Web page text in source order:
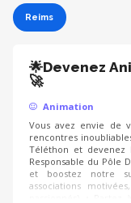
Reims
🌟Devenez
🚀
Animation
Vous avez envie de
rencontres
Téléthon et
Responsable du Pôle
et boostez notre
associations